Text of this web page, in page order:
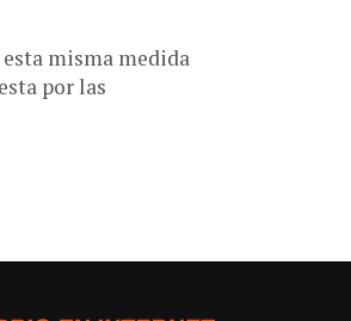
misma medida
por las